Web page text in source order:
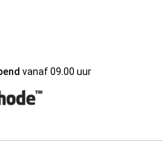
vanaf 09.00 uur